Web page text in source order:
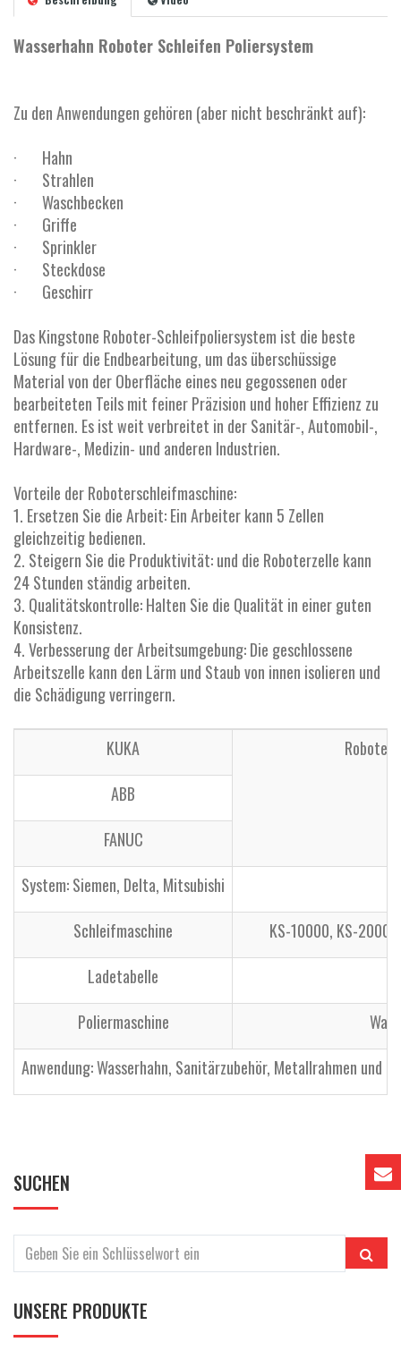
Wasserhahn Roboter Schleifen Poliersystem
Zu den Anwendungen gehören (aber nicht beschränkt auf):
· Hahn
· Strahlen
· Waschbecken
· Griffe
· Sprinkler
· Steckdose
· Geschirr
Das Kingstone Roboter-Schleifpoliersystem ist die beste
Lösung für die Endbearbeitung, um das überschüssige
Material von der Oberfläche eines neu gegossenen oder
bearbeiteten Teils mit feiner Präzision und hoher Effizienz zu
entfernen. Es ist weit verbreitet in der Sanitär-, Automobil-,
Hardware-, Medizin- und anderen Industrien.
Vorteile der Roboterschleifmaschine:
1. Ersetzen Sie die Arbeit: Ein Arbeiter kann 5 Zellen
gleichzeitig bedienen.
2. Steigern Sie die Produktivität: und die Roboterzelle kann
24 Stunden ständig arbeiten.
3. Qualitätskontrolle: Halten Sie die Qualität in einer guten
Konsistenz.
4. Verbesserung der Arbeitsumgebung: Die geschlossene
Arbeitszelle kann den Lärm und Staub von innen isolieren und
die Schädigung verringern.
KUKA
Roboter
ABB
FANUC
System: Siemen, Delta, Mitsubishi
Schleifmaschine
KS-10000, KS-
Ladetabelle
Poliermaschine
Anwendung: Wasserhahn, Sanitärzubehör, Metallrahmen und
SUCHEN
UNSERE PRODUKTE